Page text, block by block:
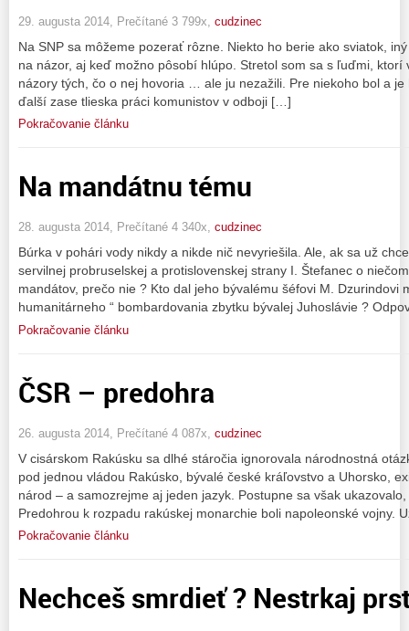
29. augusta 2014, Prečítané 3 799x, cudzinec
Na SNP sa môžeme pozerať rôzne. Niekto ho berie ako sviatok,
na názor, aj keď možno pôsobí hlúpo. Stretol som sa s ľuďmi,
názory tých, čo o nej hovoria … ale ju nezažili. Pre niekoho bol a
ďalší zase tlieska práci komunistov v odboji […]
Pokračovanie článku
Na mandátnu tému
28. augusta 2014, Prečítané 4 340x, cudzinec
Búrka v pohári vody nikdy a nikde nič nevyriešila. Ale, ak sa už
servilnej probruselskej a protislovenskej strany I. Štefanec o
mandátov, prečo nie ? Kto dal jeho bývalému šéfovi M. Dzurindovi
humanitárneho “ bombardovania zbytku bývalej Juhoslávie ?
Pokračovanie článku
ČSR – predohra
26. augusta 2014, Prečítané 4 087x, cudzinec
V cisárskom Rakúsku sa dlhé stáročia ignorovala národnostná
pod jednou vládou Rakúsko, bývalé české kráľovstvo a Uhorsko,
národ – a samozrejme aj jeden jazyk. Postupne sa však
Predohrou k rozpadu rakúskej monarchie boli napoleonské vojny.
Pokračovanie článku
Nechceš smrdieť ? Nestrkaj